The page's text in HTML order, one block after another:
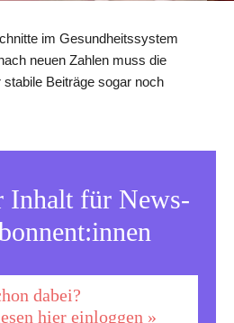
im Gesundheitssystem
neuen Zahlen muss die
Beiträge sogar noch
Inhalt für News-
dabei?
hier einloggen »